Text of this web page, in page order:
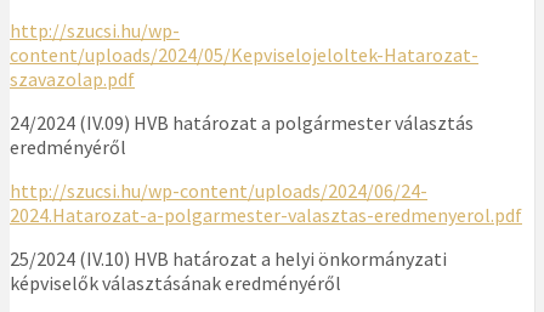
http://szucsi.hu/wp-
content/uploads/2024/05/Kepviselojeloltek-Hatarozat-
szavazolap.pdf
24/2024 (IV.09) HVB határozat a polgármester választás
eredményéről
http://szucsi.hu/wp-content/uploads/2024/06/24-
2024.Hatarozat-a-polgarmester-valasztas-eredmenyerol.pdf
25/2024 (IV.10) HVB határozat a helyi önkormányzati
képviselők választásának eredményéről